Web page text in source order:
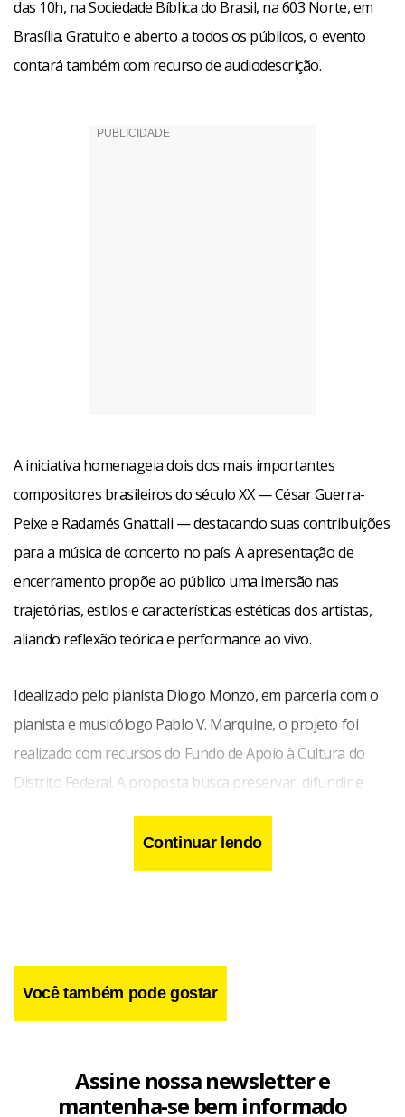
das 10h, na Sociedade Bíblica do Brasil, na 603 Norte, em
Brasília. Gratuito e aberto a todos os públicos, o evento
contará também com recurso de audiodescrição.
A iniciativa homenageia dois dos mais importantes
compositores brasileiros do século XX — César Guerra-
Peixe e Radamés Gnattali — destacando suas contribuições
para a música de concerto no país. A apresentação de
encerramento propõe ao público uma imersão nas
trajetórias, estilos e características estéticas dos artistas,
aliando reflexão teórica e performance ao vivo.
Idealizado pelo pianista Diogo Monzo, em parceria com o
pianista e musicólogo Pablo V. Marquine, o projeto foi
realizado com recursos do Fundo de Apoio à Cultura do
Distrito Federal. A proposta busca preservar, difundir e
ampliar o acesso ao patrimônio musical brasileiro,
articulando pesquisa, execução e registro fonográfico.
Continuar lendo
Você também pode gostar
Assine nossa newsletter e
mantenha-se bem informado